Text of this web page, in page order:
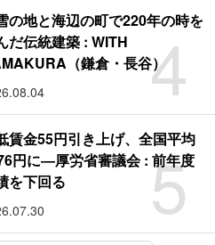
4
の地と海辺の町で220年の時を
だ伝統建築 : WITH
（鎌倉・長谷）
5
賃金55円引き上げ、全国平均
円に―厚労省審議会 : 前年度
を下回る